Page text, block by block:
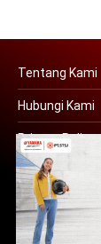
Tentang Kami
Hubungi Kami
Privacy Policy